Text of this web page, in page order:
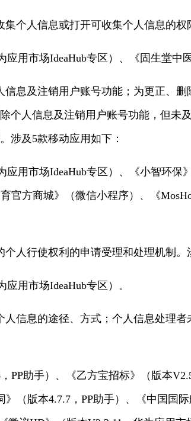
个人信息或打开可收集个人信息的权
应用市场IdeaHub专区）、《固生堂中
信息及注销用户账号功能；为更正、
个人信息及注销用户账号功能，但未
涉及5款移动应用如下：
应用市场IdeaHub专区）、《小智环保
官方商城》（微信小程序）、《
人行使权利的申请受理和处理机制。
应用市场IdeaHub专区）。
信息的途径、方式；个人信息处理
PP助手）、《乙方宝招标》（版本
（版本4.7.7，PP助手）、《中国国